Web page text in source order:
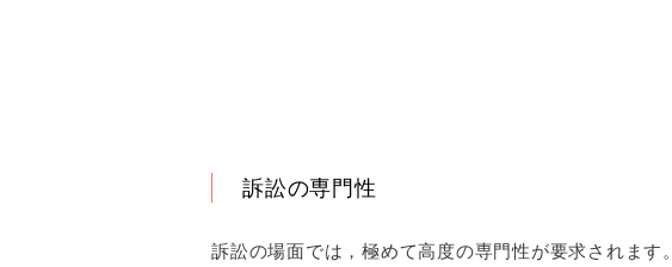
訴訟の専門性
訴訟の場面では，極めて高度の専門性が要求されます。